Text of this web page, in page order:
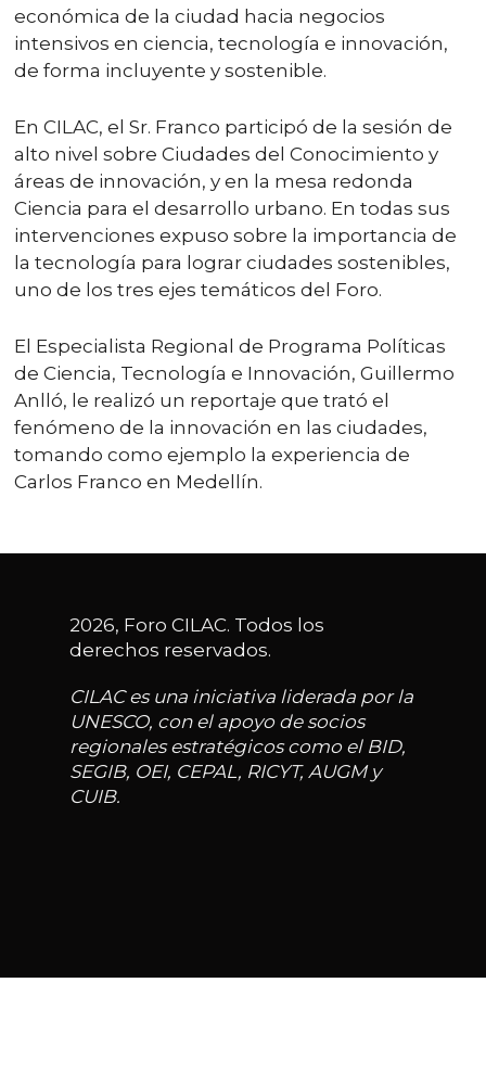
económica de la ciudad hacia negocios
intensivos en ciencia, tecnología e innovación,
de forma incluyente y sostenible.
En CILAC, el Sr. Franco participó de la sesión de
alto nivel sobre Ciudades del Conocimiento y
áreas de innovación, y en la mesa redonda
Ciencia para el desarrollo urbano. En todas sus
intervenciones expuso sobre la importancia de
la tecnología para lograr ciudades sostenibles,
uno de los tres ejes temáticos del Foro.
El Especialista Regional de Programa Políticas
de Ciencia, Tecnología e Innovación, Guillermo
Anlló, le realizó un reportaje que trató el
fenómeno de la innovación en las ciudades,
tomando como ejemplo la experiencia de
Carlos Franco en Medellín.
2026, Foro CILAC. Todos los
derechos reservados.
CILAC es una iniciativa liderada por la
UNESCO, con el apoyo de socios
regionales estratégicos como el BID,
SEGIB, OEI, CEPAL, RICYT, AUGM y
CUIB.